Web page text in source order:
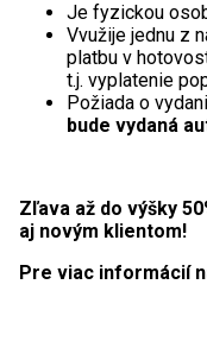
Je fyzickou
Vvužije jednu z
platbu v
t.j. vyplatenie
Požiada o
bude vydaná
Zľava až do výšky
aj novým klientom!
Pre viac informácií